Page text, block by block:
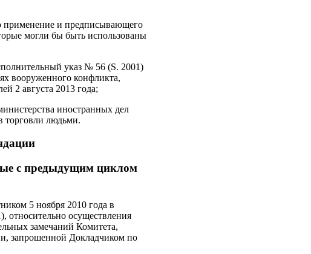
применение и предписывающего
могли бы быть использованы
указ № 56 (S. 2001)
вооруженного конфликта,
2 августа 2013 года;
иностранных дел
торговли людьми.
с предыдущим циклом
5 ноября 2010 года в
относительно осуществления
замечаний Комитета,
запрошенной Докладчиком по